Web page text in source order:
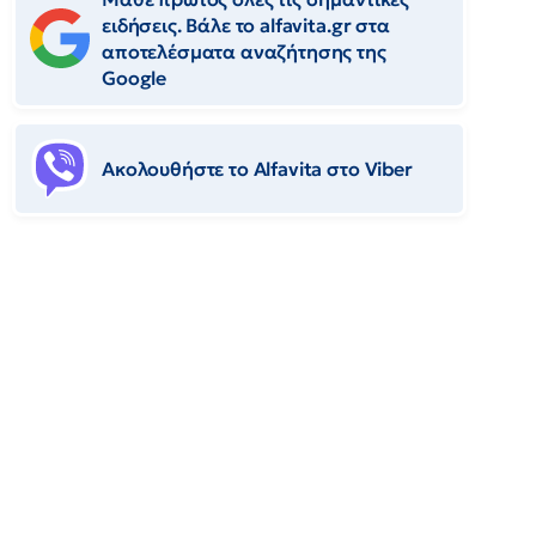
ειδήσεις. Βάλε το alfavita.gr στα
αποτελέσματα αναζήτησης της
Google
Ακολουθήστε το Αlfavita στο Viber